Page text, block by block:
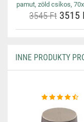
pamut, zöld csíkos,
3545 Ft 3515
INNE PRODUKTY